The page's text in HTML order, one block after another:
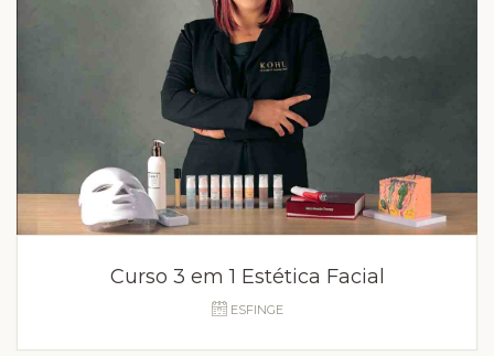
Curso 3 em 1 Estética Facial
ESFINGE